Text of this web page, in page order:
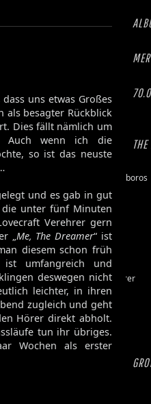
uns etwas Großes
als besagter Rückblick
Dies fällt nämlich um
Auch wenn ich die
so ist das neuste
und es gab in gut
die unter fünf Minuten
Verehrer gern
„Me, The Dreamer“ ist
diesem schon früh
umfangreich und
klingen deswegen nicht
leichter, in ihren
zugleich und geht
Hörer direkt abholt.
tun ihr übriges.
Wochen als erster
Dawn of Ouroboros
Toxic Hazard
Gasbrand
Disarray
Maktkamp
Stainless
Hartlight
Grand Devourer
Iron Echo
U.R.N.
Amethyst